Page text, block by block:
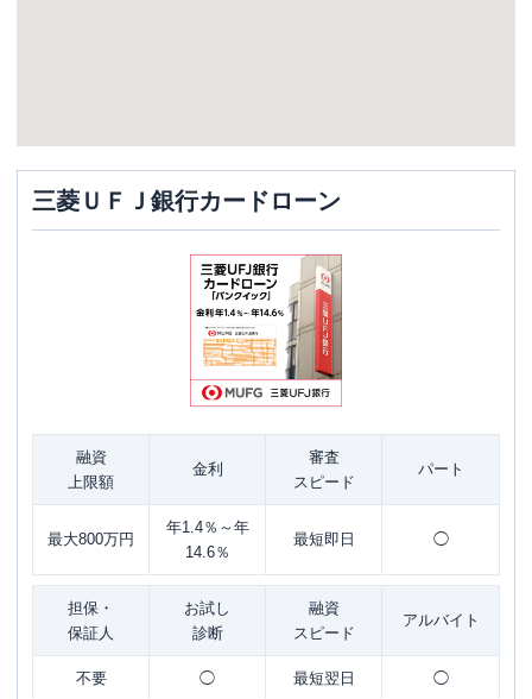
三菱ＵＦＪ銀行カードローン
融資
上限額
金利
審査
スピード
パート
最大800万円
年1.4％～年
14.6％
最短即日 ◯
担保・
保証人
お試し
診断
融資
スピード
アルバイト
不要 ◯ 最短翌日 ◯